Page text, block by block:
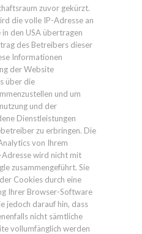
zuvor gekürzt.
die volle IP-Adresse an
den USA übertragen
des Betreibers dieser
Informationen
der Website
über die
und um
und der
Dienstleistungen
zu erbringen. Die
von Ihrem
wird nicht mit
zusammengeführt. Sie
Cookies durch eine
Ihrer Browser-Software
jedoch darauf hin, dass
nicht sämtliche
vollumfänglich werden